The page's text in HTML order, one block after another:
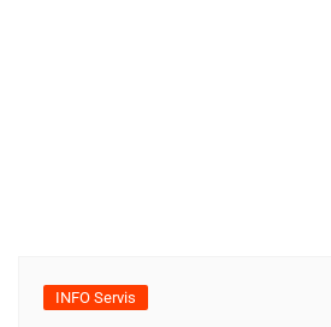
INFO Servis